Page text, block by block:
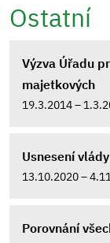
Ostatní
Výzva Úřadu
majetkových
19.3.2014 –
Usnesení
13.10.2020 –
Porovnání